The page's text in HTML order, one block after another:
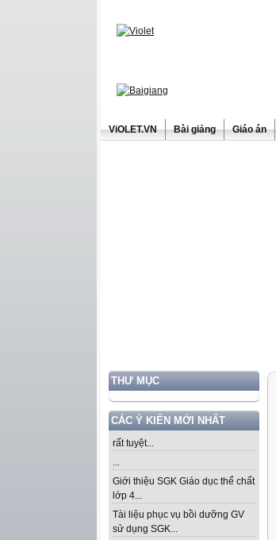
ViOLET.VN Bài giảng Giáo án
THƯ MỤC
CÁC Ý KIẾN MỚI NHẤT
rất tuyệt...
...
Giới thiệu SGK Giáo dục thể chất
lớp 4...
Tài liệu phục vụ bồi dưỡng GV
sử dụng SGK...